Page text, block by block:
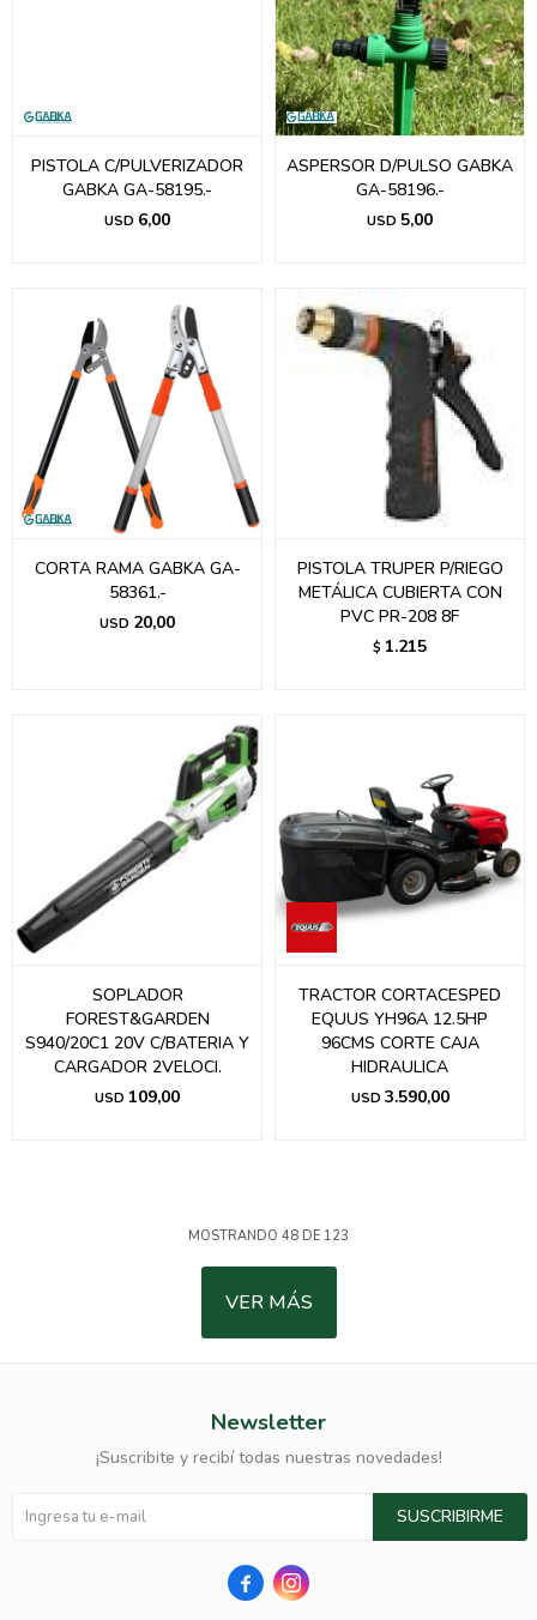
PISTOLA C/PULVERIZADOR
GABKA GA-58195.-
USD 6,00
ASPERSOR D/PULSO GABKA
GA-58196.-
USD 5,00
CORTA RAMA GABKA GA-
58361.-
USD 20,00
PISTOLA TRUPER P/RIEGO
METÁLICA CUBIERTA CON
PVC PR-208 8F
$ 1.215
SOPLADOR
FOREST&GARDEN
S940/20C1 20V C/BATERIA Y
CARGADOR 2VELOCI.
USD 109,00
TRACTOR CORTACESPED
EQUUS YH96A 12.5HP
96CMS CORTE CAJA
HIDRAULICA
USD 3.590,00
MOSTRANDO 48 DE 123
VER MÁS
Newsletter
¡Suscribite y recibí todas nuestras novedades!
SUSCRIBIRME
 